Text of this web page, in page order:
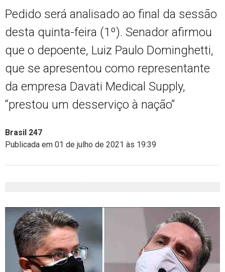
Pedido será analisado ao final da sessão
desta quinta-feira (1º). Senador afirmou
que o depoente, Luiz Paulo Dominghetti,
que se apresentou como representante
da empresa Davati Medical Supply,
“prestou um desserviço à nação”
Brasil 247
Publicada em 01 de julho de 2021 às 19:39